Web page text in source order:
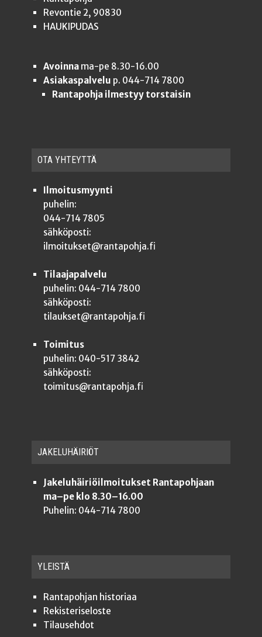
Revontie 2, 90830
HAUKIPUDAS
Avoinnama-pe 8.30-16.00
Asiakaspalvelu p. 044-714 7800
Rantapohja ilmestyy torstaisin
OTA YHTEYT­TÄ
Ilmoitusmyynti
puhelin:
044-714 7805
sähköposti:
ilmoitukset@rantapohja.fi
Tilaajapalvelu
puhelin: 044-714 7800
sähköposti:
tilaukset@rantapohja.fi
Toimitus
puhelin: 040-517 3842
sähköposti:
toimitus@rantapohja.fi
JAKE­LU­HÄI­RIÖT
Jakeluhäiriöilmoitukset Rantapohjaan
ma–pe klo 8.30–16.00
Puhelin: 044-714 7800
YLEISTÄ
Ran­ta­poh­jan historiaa
Rekis­te­ri­se­los­te
Tilauseh­dot